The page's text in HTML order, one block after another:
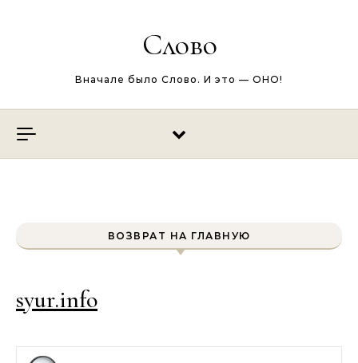
Слово
Вначале было Слово. И это — ОНО!
ВОЗВРАТ НА ГЛАВНУЮ
syur.info